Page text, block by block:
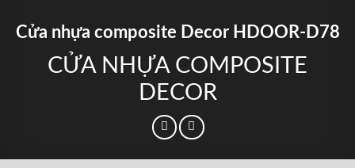
Cửa nhựa composite Decor HDOOR-D78
CỬA NHỰA COMPOSITE
DECOR